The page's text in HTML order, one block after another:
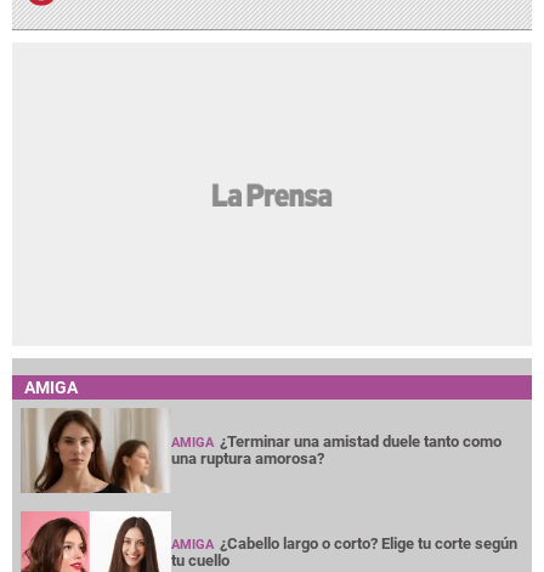
AMIGA
AMIGA ¿Terminar una amistad duele tanto como
una ruptura amorosa?
AMIGA ¿Cabello largo o corto? Elige tu corte según
tu cuello